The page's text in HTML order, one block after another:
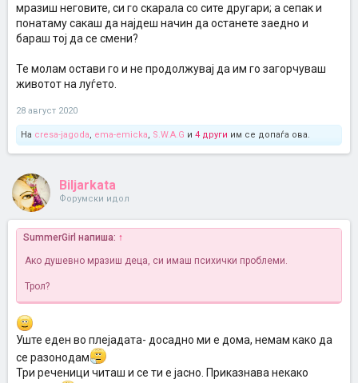
мразиш неговите, си го скарала со сите другари; а сепак и
понатаму сакаш да најдеш начин да останете заедно и
бараш тој да се смени?
Те молам остави го и не продолжувај да им го загорчуваш
животот на луѓето.
28 август 2020
На cresa-jagoda, ema-emicka, S.W.A.G и 4 други им се допаѓа ова.
Biljarkata
Форумски идол
SummerGirl напиша: ↑
Ако душевно мразиш деца, си имаш психички проблеми.
Трол?
Уште еден во плејадата- досадно ми е дома, немам како да
се разонодам
Три реченици читаш и се ти е јасно. Приказнава некако